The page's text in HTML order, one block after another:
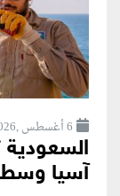
6 أغسطس ,2026
آسيا